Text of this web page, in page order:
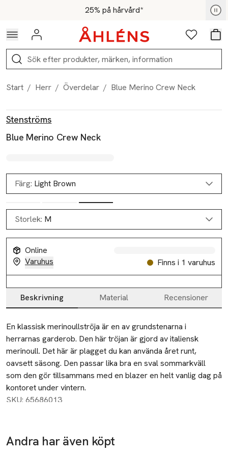
Hoppa till navigationsmenyn25% på hårvård*
För medlemmar - Shoppa nu
Logga in Favoriter
Sök
Start / Herr / Överdelar / Blue Merino Crew Neck
Stenströms
Blue Merino Crew Neck
Färg: Light Brown
Storlek: M
Online
Varuhus
Finns i 1 varuhus
Beskrivning Material Recensioner
Beskrivning
En klassisk merinoullströja är en av grundstenarna i
herrarnas garderob. Den här tröjan är gjord av italiensk
merinoull. Det här är plagget du kan använda året runt,
oavsett säsong. Den passar lika bra en sval sommarkväll
som den gör tillsammans med en blazer en helt vanlig dag på
kontoret under vintern.
SKU: 65686013
Andra har även köpt